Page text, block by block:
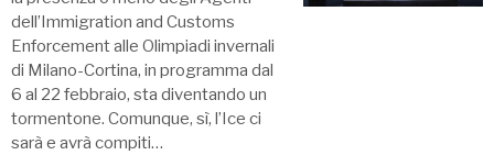
dell’Immigration and Customs
Enforcement alle Olimpiadi invernali
di Milano-Cortina, in programma dal
6 al 22 febbraio, sta diventando un
tormentone. Comunque, sì, l’Ice ci
sarà e avrà compiti…